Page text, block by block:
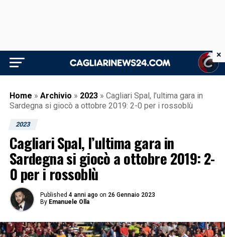
Home » Archivio » 2023 » Cagliari Spal, l’ultima gara in
Sardegna si giocò a ottobre 2019: 2-0 per i rossoblù
2023
Cagliari Spal, l’ultima gara in
Sardegna si giocò a ottobre 2019: 2-
0 per i rossoblù
Published 4 anni ago on 26 Gennaio 2023
By Emanuele Olla
×